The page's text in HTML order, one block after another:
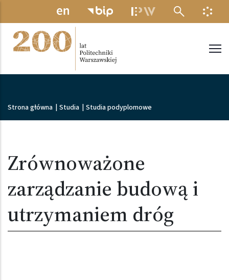
Przejdź do treści
MENU
Ścieżka nawigacyjna
Strona główna Studia Studia podyplomowe
Zrównoważone
zarządzanie budową i
utrzymaniem dróg